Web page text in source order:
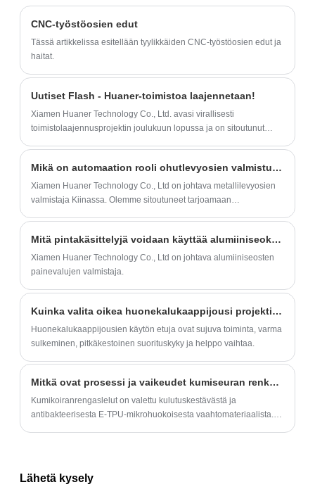
laitteistomutterien ja -pulttien peruskäsite,
luokittelu ja käyttö sekä keskustellaan sen
kehittämiseen. Noudatamme korkean
laadun periaatetta ja varmistamme, että
jokaisella CNC-moottorin osalla on
tiukat tarkkuus- ja luotettavuusvaatimukset.
Odotamme innolla, että pääsemme
kävelemään käsi kädessä kanssasi tällä
yhteistyön matkalla ja todistamme yhdessä
molempien osapuolten kasvua ja loistoa.
CNC-työstöosien edut
Tässä artikkelissa esitellään tyylikkäiden CNC-työstöosien edut ja
haitat.
Uutiset Flash - Huaner-toimistoa laajennetaan!
Xiamen Huaner Technology Co., Ltd. avasi virallisesti
toimistolaajennusprojektin joulukuun lopussa ja on sitoutunut
Mikä on automaation rooli ohutlevyosien valmistuksessa?
Xiamen Huaner Technology Co., Ltd on johtava metallilevyosien
valmistaja Kiinassa. Olemme sitoutuneet tarjoamaan
Mitä pintakäsittelyjä voidaan käyttää alumiiniseoksesta valmistettuihin painevaluihin?
Xiamen Huaner Technology Co., Ltd on johtava alumiiniseosten
painevalujen valmistaja.
Kuinka valita oikea huonekalukaappijousi projektiisi?
Huonekalukaappijousien käytön etuja ovat sujuva toiminta, varma
sulkeminen, pitkäkestoinen suorituskyky ja helppo vaihtaa.
Mitkä ovat prosessi ja vaikeudet kumiseuran renkaan tuottamisessa?
Kumikoiranrengaslelut on valettu kulutuskestävästä ja
antibakteerisesta E-TPU-mikrohuokoisesta vaahtomateriaalista.
Lähetä kysely